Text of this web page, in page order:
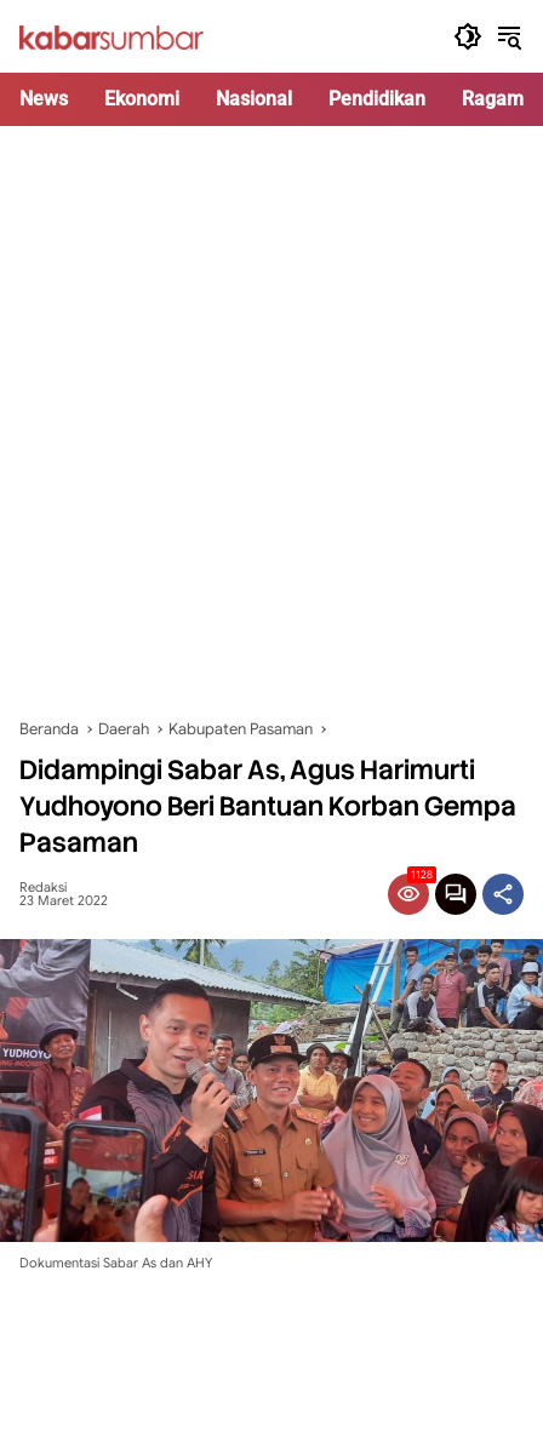
News Ekonomi Nasional Pendidikan Ragam
Beranda Daerah Kabupaten Pasaman
Didampingi Sabar As, Agus Harimurti
Yudhoyono Beri Bantuan Korban Gempa
Pasaman
Redaksi
23 Maret 2022
1128
Dokumentasi Sabar As dan AHY